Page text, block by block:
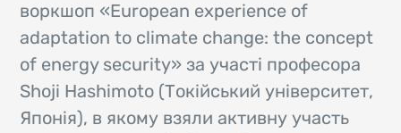
воркшоп «European experience of
adaptation to climate change: the concept
of energy security» за участі професора
Shoji Hashimoto (Токійський університет,
Японія), в якому взяли активну участь